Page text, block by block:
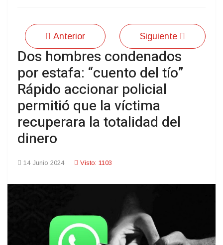
Anterior Siguiente
Dos hombres condenados
por estafa: “cuento del tío”
Rápido accionar policial
permitió que la víctima
recuperara la totalidad del
dinero
14 Junio 2024 Visto: 1103